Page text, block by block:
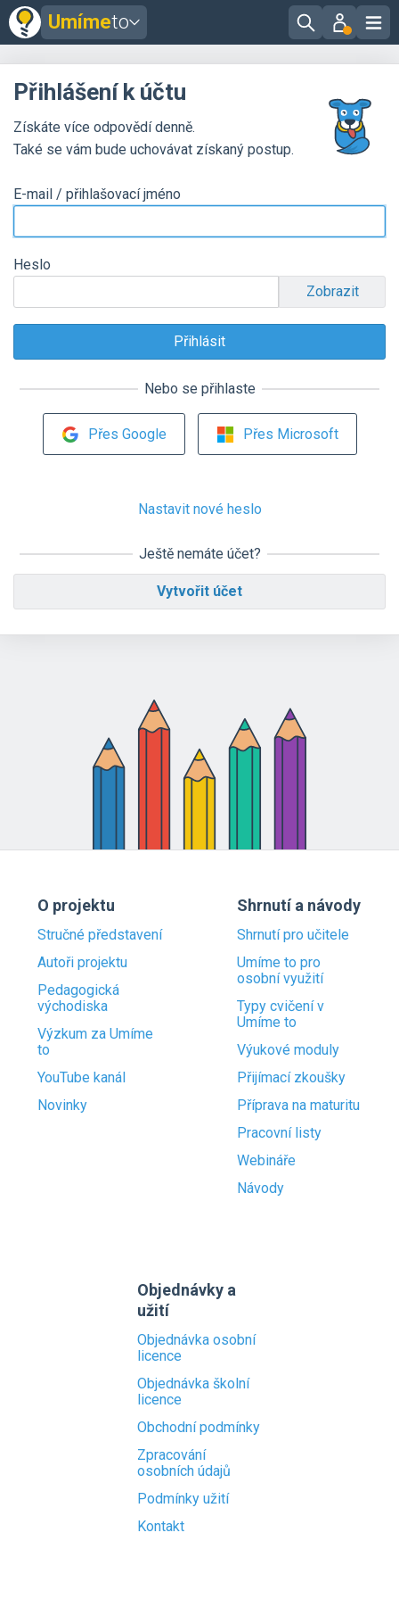
Umímeto
Přihlášení k účtu
Získáte více odpovědí denně.
Také se vám bude uchovávat získaný postup.
E-mail / přihlašovací jméno
Heslo
Zobrazit
Nebo se přihlaste
Přes Google Přes Microsoft
Nastavit nové heslo
Ještě nemáte účet?
Vytvořit účet
O projektu
Stručné představení
Autoři projektu
Pedagogická
východiska
Výzkum za Umíme
to
YouTube kanál
Novinky
Shrnutí a návody
Shrnutí pro učitele
Umíme to pro
osobní využití
Typy cvičení v
Umíme to
Výukové moduly
Přijímací zkoušky
Příprava na maturitu
Pracovní listy
Webináře
Návody
Objednávky a
užití
Objednávka osobní
licence
Objednávka školní
licence
Obchodní podmínky
Zpracování
osobních údajů
Podmínky užití
Kontakt